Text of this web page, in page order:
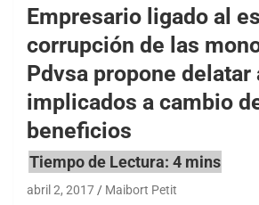
Empresario ligado al
corrupción de las
Pdvsa propone delatar
implicados a cambio
beneficios
abril 2, 2017 Maibort Petit